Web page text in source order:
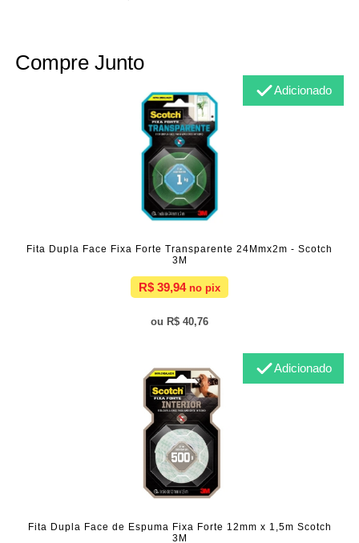
Compre Junto
Fita Dupla Face Fixa Forte Transparente 24Mmx2m - Scotch
3M
R$ 39,94
R$ 40,76
Adicionado
Fita Dupla Face de Espuma Fixa Forte 12mm x 1,5m Scotch
3M
Adicionado